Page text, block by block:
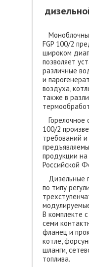
FGP 100/2
широком
позволяет
различные
и
воздуха,
также в
Горелочное
100/2
требований
продукции
Российской
Дизельные
по типу
В комплекте
семи
фланец и
котле,
шланги,
топлива.